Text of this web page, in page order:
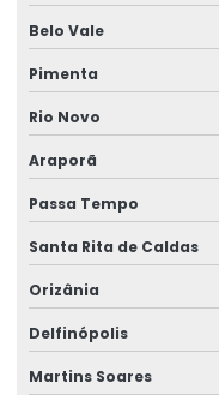
Belo Vale
Pimenta
Rio Novo
Araporã
Passa Tempo
Santa Rita de Caldas
Orizânia
Delfinópolis
Martins Soares